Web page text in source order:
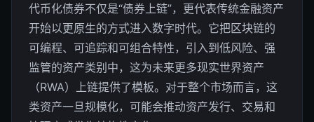
代币化债券不仅是“债券上链”，更代表传统金融资产
开始以更原生的方式进入数字时代。它把区块链的
可编程、可追踪和可组合特性，引入到低风险、强
监管的资产类别中，这为未来更多现实世界资产
（RWA）上链提供了模板。对于整个市场而言，这
类资产一旦规模化，可能会推动资产发行、交易和